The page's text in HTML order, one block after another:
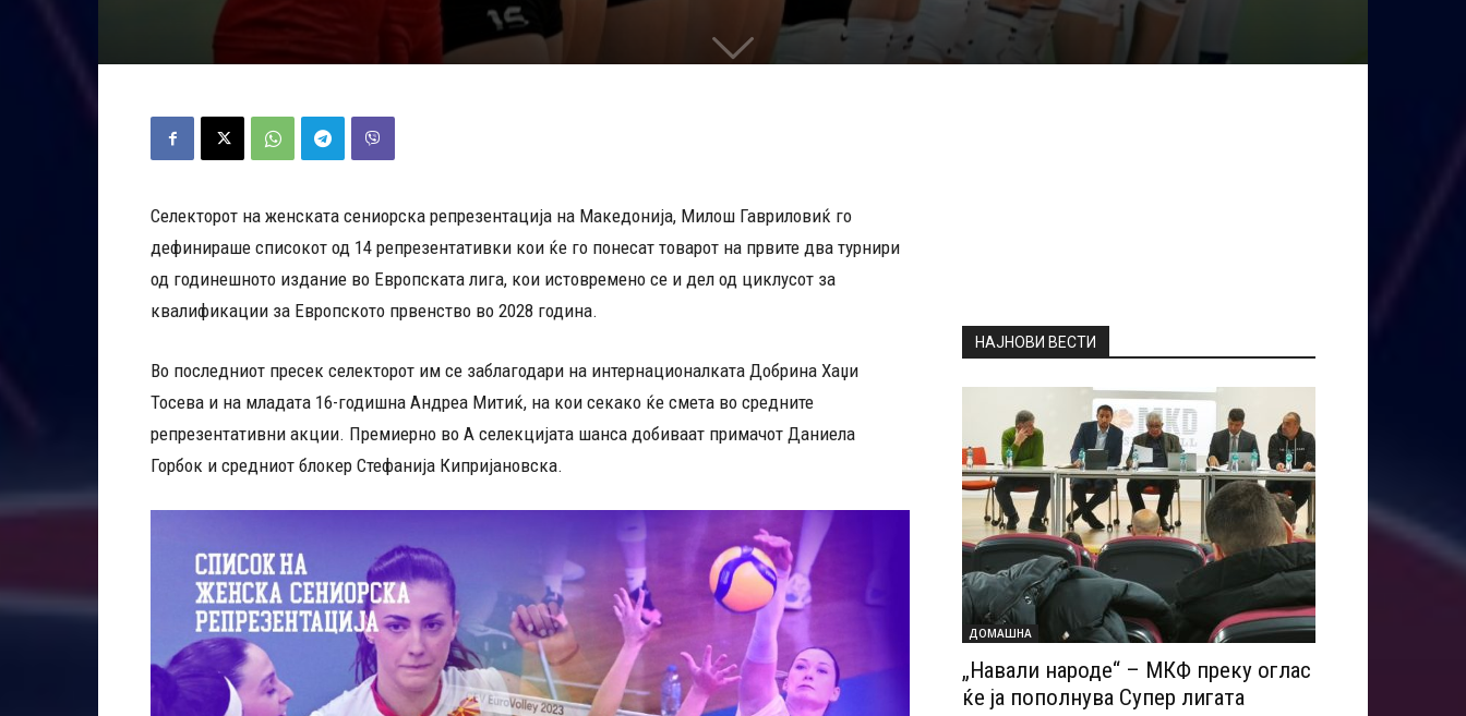
Селекторот на женската сениорска репрезентација на Македонија, Милош Гавриловиќ го
дефинираше списокот од 14 репрезентативки кои ќе го понесат товарот на првите два турнири
од годинешното издание во Европската лига, кои истовремено се и дел од циклусот за
квалификации за Европското првенство во 2028 година.
Во последниот пресек селекторот им се заблагодари на интернационалката Добрина Хаџи
Тосева и на младата 16-годишна Андреа Митиќ, на кои секако ќе смета во средните
репрезентативни акции. Премиерно во А селекцијата шанса добиваат примачот Даниела
Горбок и средниот блокер Стефанија Кипријановска.
НАЈНОВИ ВЕСТИ
ДОМАШНА
„Навали народе“ – МКФ преку оглас
ќе ја пополнува Супер лигата